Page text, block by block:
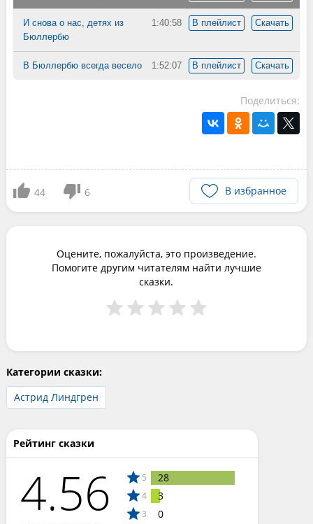
1:40:58 В плейлист Скачать
И снова о нас, детях из
Бюллербю
1:52:07 В плейлист Скачать
В Бюллербю всегда весело
Поделиться:
44 6 В избранное
Оцените, пожалуйста, это произведение.
Помогите другим читателям найти лучшие
сказки.
Категории сказки:
Астрид Линдгрен
Рейтинг сказки
4.56 5 28
4 3
3 0